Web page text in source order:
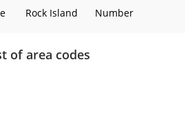
Rock Island Number
of area codes